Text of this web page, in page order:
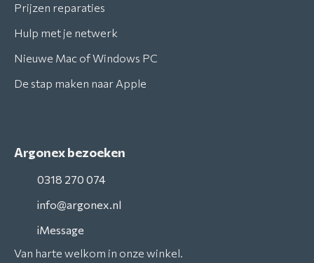
Prijzen reparaties
Hulp met je netwerk
Nieuwe Mac of Windows PC
De stap maken naar Apple
Argonex bezoeken
0318 270 074
info@argonex.nl
iMessage
Van harte welkom in onze winkel.